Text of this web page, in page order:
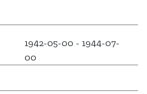
1942-05-00 - 1944-07-
00